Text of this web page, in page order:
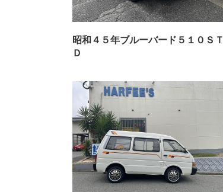
昭和４５年ブルーバード５１０ＳＴ
Ｄ